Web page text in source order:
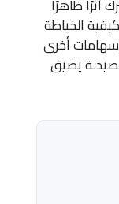
أثرًا ظاهرًا
الخياطة
أخرى
يضيق